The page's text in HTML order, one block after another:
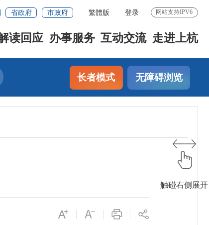
省政府 市政府 繁體版 登录 网站支持IPV6
读回应 办事服务 互动交流 走进上杭
长者模式 无障碍浏览
触碰右侧展开